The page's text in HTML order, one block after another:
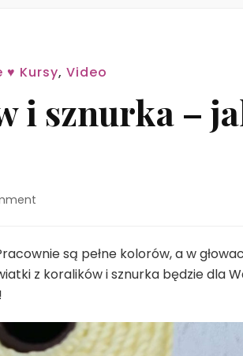
Kursy, Video
i sznurka –
koralików
sznurka
zrobić?
Instagram
są pełne kolorów, a w
z koralików i sznurka będzie dla